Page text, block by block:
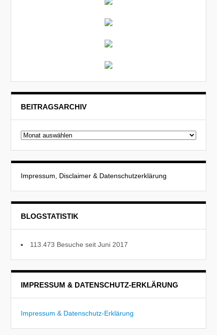
BEITRAGSARCHIV
Beitragsarchiv
Impressum, Disclaimer & Datenschutzerklärung
BLOGSTATISTIK
113.473 Besuche seit Juni 2017
IMPRESSUM & DATENSCHUTZ-ERKLÄRUNG
Impressum & Datenschutz-Erklärung